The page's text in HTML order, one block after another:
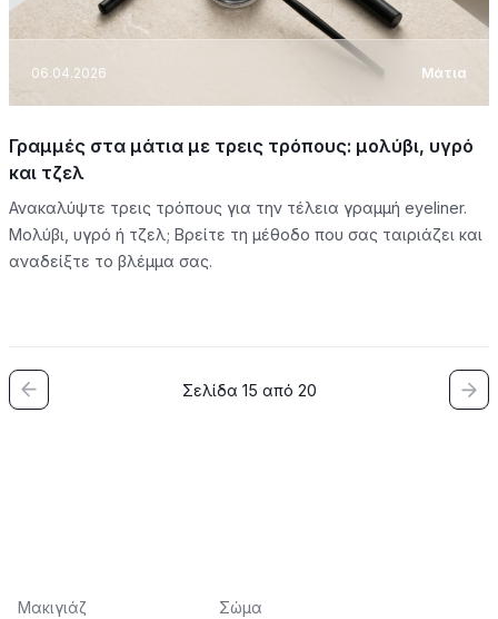
06.04.2026 Μάτια
Γραμμές στα μάτια με τρεις τρόπους: μολύβι, υγρό
και τζελ
Ανακαλύψτε τρεις τρόπους για την τέλεια γραμμή eyeliner.
Μολύβι, υγρό ή τζελ; Βρείτε τη μέθοδο που σας ταιριάζει και
αναδείξτε το βλέμμα σας.
Σελίδα 15 από 20
Μακιγιάζ
Σώμα